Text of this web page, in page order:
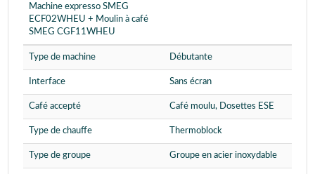
Machine expresso SMEG
ECF02WHEU + Moulin à café
SMEG CGF11WHEU
Type de machine Débutante
Interface Sans écran
Café accepté Café moulu, Dosettes ESE
Type de chauffe Thermoblock
Type de groupe Groupe en acier inoxydable